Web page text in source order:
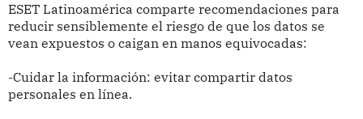
ESET Latinoamérica comparte recomendaciones para
reducir sensiblemente el riesgo de que los datos se
vean expuestos o caigan en manos equivocadas:
-Cuidar la información: evitar compartir datos
personales en línea.